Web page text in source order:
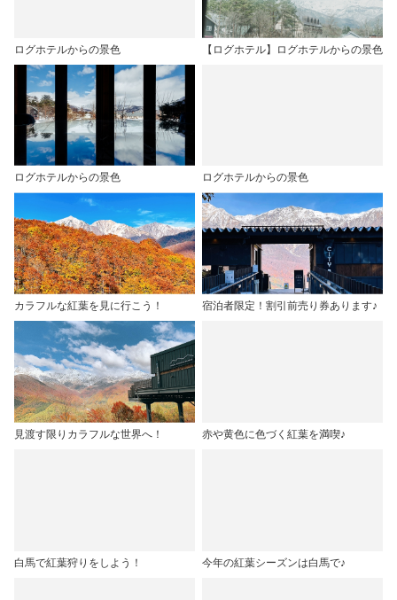
ログホテルからの景色 【ログホテル】ログホテルからの景色
ログホテルからの景色 ログホテルからの景色
カラフルな紅葉を見に行こう！ 宿泊者限定！割引前売り券あります♪
見渡す限りカラフルな世界へ！ 赤や黄色に色づく紅葉を満喫♪
白馬で紅葉狩りをしよう！ 今年の紅葉シーズンは白馬で♪